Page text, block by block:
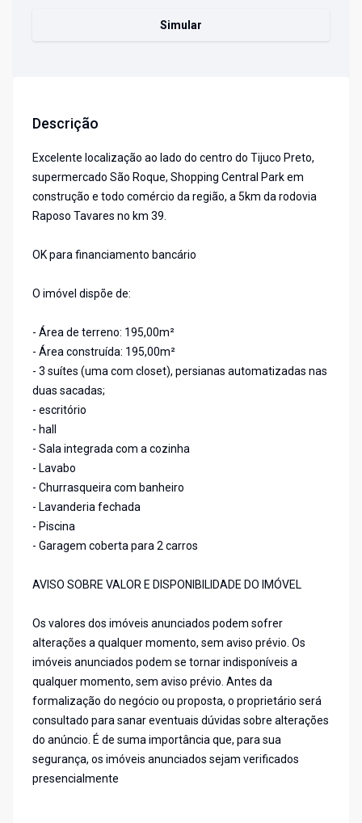
Simular
Descrição
Excelente localização ao lado do centro do Tijuco Preto,
supermercado São Roque, Shopping Central Park em
construção e todo comércio da região, a 5km da rodovia
Raposo Tavares no km 39.
OK para financiamento bancário
O imóvel dispõe de:
- Área de terreno: 195,00m²
- Área construída: 195,00m²
- 3 suítes (uma com closet), persianas automatizadas nas
duas sacadas;
- escritório
- hall
- Sala integrada com a cozinha
- Lavabo
- Churrasqueira com banheiro
- Lavanderia fechada
- Piscina
- Garagem coberta para 2 carros
AVISO SOBRE VALOR E DISPONIBILIDADE DO IMÓVEL
Os valores dos imóveis anunciados podem sofrer
alterações a qualquer momento, sem aviso prévio. Os
imóveis anunciados podem se tornar indisponíveis a
qualquer momento, sem aviso prévio. Antes da
formalização do negócio ou proposta, o proprietário será
consultado para sanar eventuais dúvidas sobre alterações
do anúncio. É de suma importância que, para sua
segurança, os imóveis anunciados sejam verificados
presencialmente